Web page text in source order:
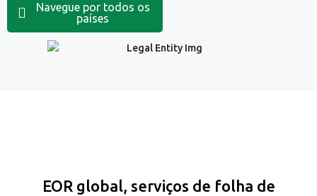
Navegue por todos os
países
EOR global, serviços de folha de